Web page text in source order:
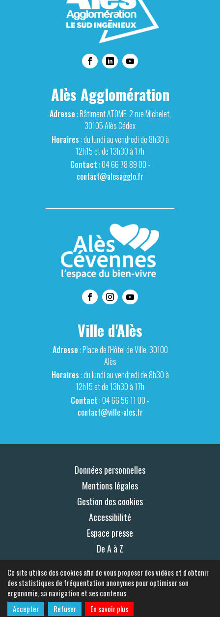
Ce site utilise des cookies afin de vous proposer des vidéos et d'obtenir
des statistiques de fréquentation anonymes pour optimiser son
ergonomie, sa navigation et ses contenus.
Accepter
Refuser En savoir plus
Alès Agglomération
Adresse: Bâtiment ATOME, 2 rue Michelet,
30105 Alès Cédex
Horaires: du lundi au vendredi de 8h30 à
12h15 et de 13h30 à 17h
Contact: 04 66 78 89 00 -
contact@alesagglo.fr
Ville d'Alès
Adresse: Place de l'Hôtel de Ville, 30100
Alès
Horaires: du lundi au vendredi de 8h30 à
12h15 et de 13h30 à 17h
Contact: 04 66 56 11 00 -
contact@ville-ales.fr
© 2026 Ales.fr
Données personnelles
Mentions légales
Gestion des cookies
Accessibilité
Espace presse
De A à Z
Plan du site
Contact